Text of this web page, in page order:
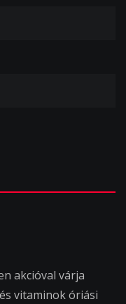
akcióval várja
vitaminok óriási